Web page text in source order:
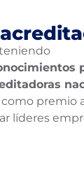
como premio
líderes